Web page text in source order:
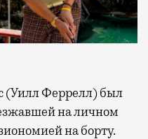
на личном
на борту.